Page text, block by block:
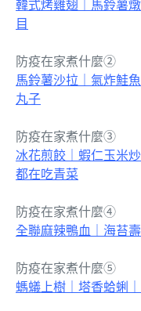
韓式烤雞翅｜馬鈴薯
目
防疫在家煮什麼②
馬鈴薯沙拉｜氣炸鮭
丸子
防疫在家煮什麼③
冰花煎餃｜蝦仁玉米
都在吃青菜
防疫在家煮什麼④
全聯麻辣鴨血｜海苔
防疫在家煮什麼⑤
螞蟻上樹｜塔香蛤蜊